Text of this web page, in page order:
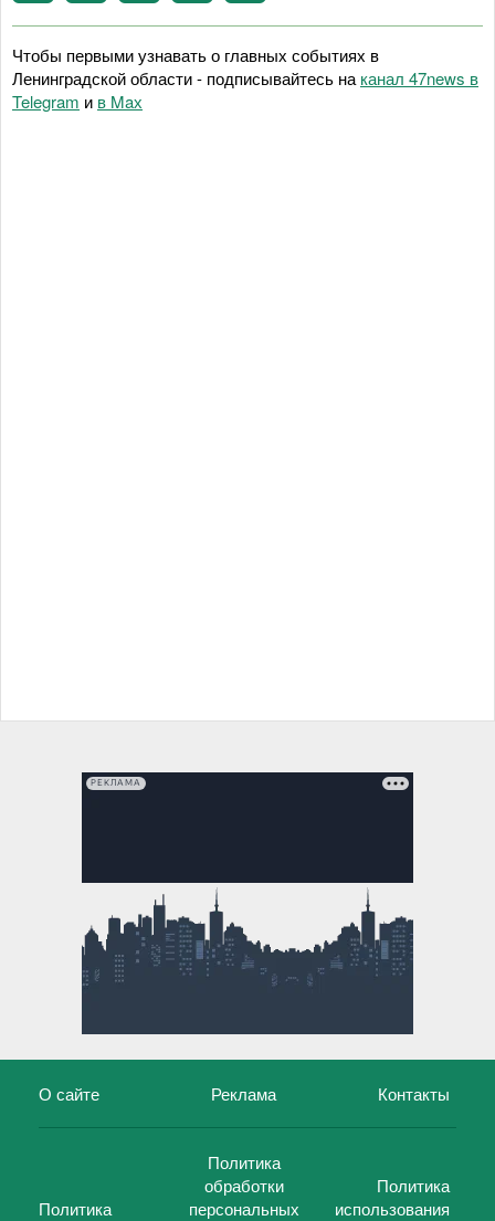
Чтобы первыми узнавать о главных событиях в
Ленинградской области - подписывайтесь на канал 47news в
Telegram и в Maх
РЕКЛАМА
О сайте Реклама Контакты
Политика
Политика
обработки
персональных
Политика
использования